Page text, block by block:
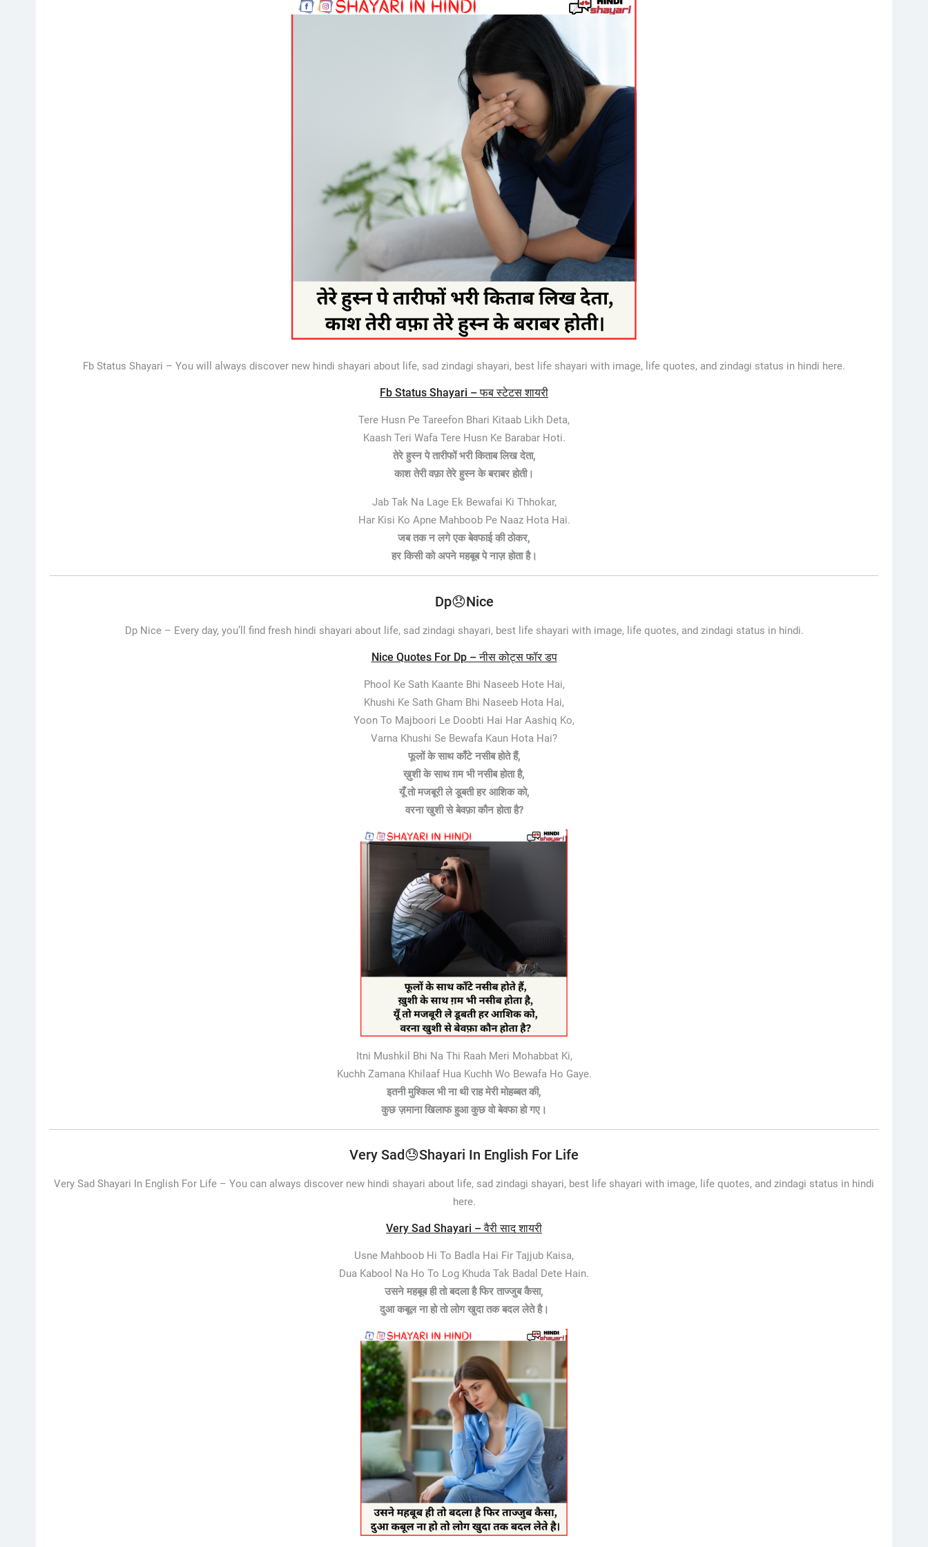
Fb Status Shayari – You will always discover new hindi shayari about life, sad zindagi shayari, best life shayari with image, life quotes, and zindagi status in hindi here.
Fb Status Shayari – फब स्टेटस शायरी
Tere Husn Pe Tareefon Bhari Kitaab Likh Deta,
Kaash Teri Wafa Tere Husn Ke Barabar Hoti.
तेरे हुस्न पे तारीफों भरी किताब लिख देता,
काश तेरी वफ़ा तेरे हुस्न के बराबर होती।
Jab Tak Na Lage Ek Bewafai Ki Thhokar,
Har Kisi Ko Apne Mahboob Pe Naaz Hota Hai.
जब तक न लगे एक बेवफाई की ठोकर,
हर किसी को अपने महबूब पे नाज़ होता है।
Dp😞Nice
Dp Nice – Every day, you’ll find fresh hindi shayari about life, sad zindagi shayari, best life shayari with image, life quotes, and zindagi status in hindi.
Nice Quotes For Dp – नीस कोट्स फॉर डप
Phool Ke Sath Kaante Bhi Naseeb Hote Hai,
Khushi Ke Sath Gham Bhi Naseeb Hota Hai,
Yoon To Majboori Le Doobti Hai Har Aashiq Ko,
Varna Khushi Se Bewafa Kaun Hota Hai?
फूलों के साथ काँटे नसीब होते हैं,
ख़ुशी के साथ ग़म भी नसीब होता है,
यूँ तो मजबूरी ले डूबती हर आशिक को,
वरना खुशी से बेवफ़ा कौन होता है?
Itni Mushkil Bhi Na Thi Raah Meri Mohabbat Ki,
Kuchh Zamana Khilaaf Hua Kuchh Wo Bewafa Ho Gaye.
इतनी मुश्किल भी ना थी राह मेरी मोहब्बत की,
कुछ ज़माना खिलाफ हुआ कुछ वो बेवफा हो गए।
Very Sad😓Shayari In English For Life
Very Sad Shayari In English For Life – You can always discover new hindi shayari about life, sad zindagi shayari, best life shayari with image, life quotes, and zindagi status in hindi
here.
Very Sad Shayari – वैरी साद शायरी
Usne Mahboob Hi To Badla Hai Fir Tajjub Kaisa,
Dua Kabool Na Ho To Log Khuda Tak Badal Dete Hain.
उसने महबूब ही तो बदला है फिर ताज्जुब कैसा,
दुआ कबूल ना हो तो लोग खुदा तक बदल लेते है।